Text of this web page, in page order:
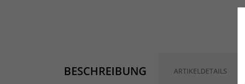
BESCHREIBUNG ARTIKELDETAILS